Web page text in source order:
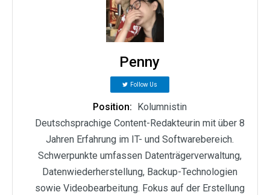
Penny
Follow Us
Position: Kolumnistin
Deutschsprachige Content-Redakteurin mit über 8
Jahren Erfahrung im IT- und Softwarebereich.
Schwerpunkte umfassen Datenträgerverwaltung,
Datenwiederherstellung, Backup-Technologien
sowie Videobearbeitung. Fokus auf der Erstellung